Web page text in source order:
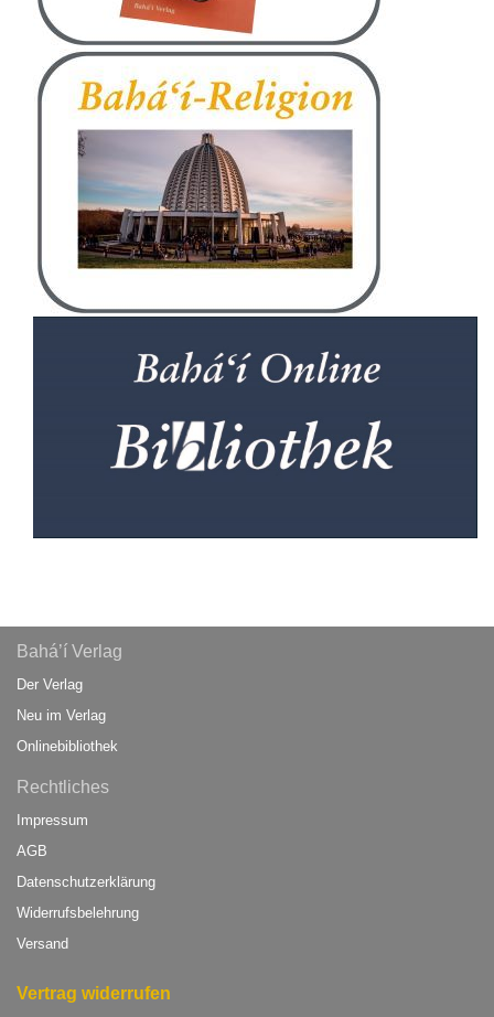
Bahá’í Verlag
Der Verlag
Neu im Verlag
Onlinebibliothek
Rechtliches
Impressum
AGB
Datenschutzerklärung
Widerrufsbelehrung
Versand
Vertrag widerrufen